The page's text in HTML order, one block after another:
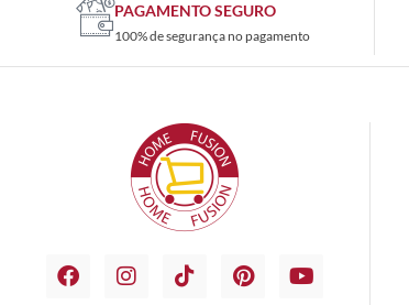
PAGAMENTO SEGURO
100% de segurança no pagamento